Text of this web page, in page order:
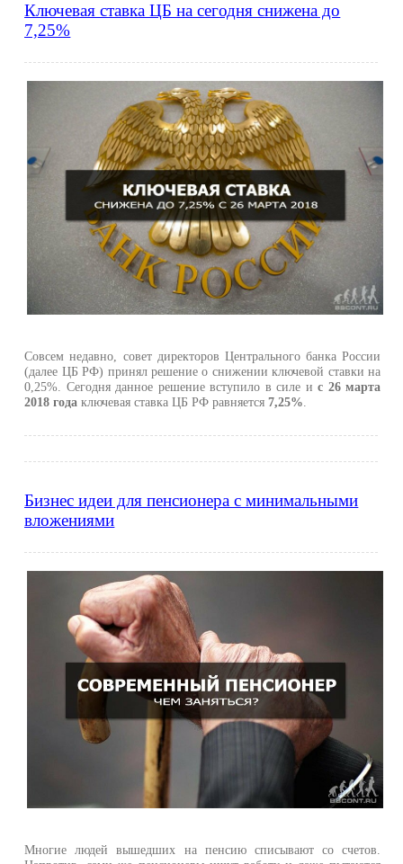
Ключевая ставка ЦБ на сегодня снижена до
7,25%
Совсем недавно, совет директоров Центрального банка России
(далее ЦБ РФ) принял решение о снижении ключевой ставки на
0,25%. Сегодня данное решение вступило в силе ис 26 марта
2018 года ключевая ставка ЦБ РФ равняется7,25%
Бизнес идеи для пенсионера с минимальными
вложениями
Многие людей вышедших на пенсию списывают со счетов.